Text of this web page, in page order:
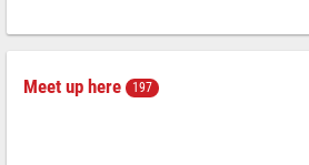
Meet up here 197